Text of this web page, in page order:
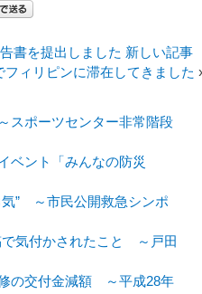
書を提出しました 新しい記事
ィリピンに滞在してきました
スポーツセンター非常階段
ベント「みんなの防災
気” ～市民公開救急シンポ
で気付かされたこと ～戸田
の交付金減額 ～平成28年